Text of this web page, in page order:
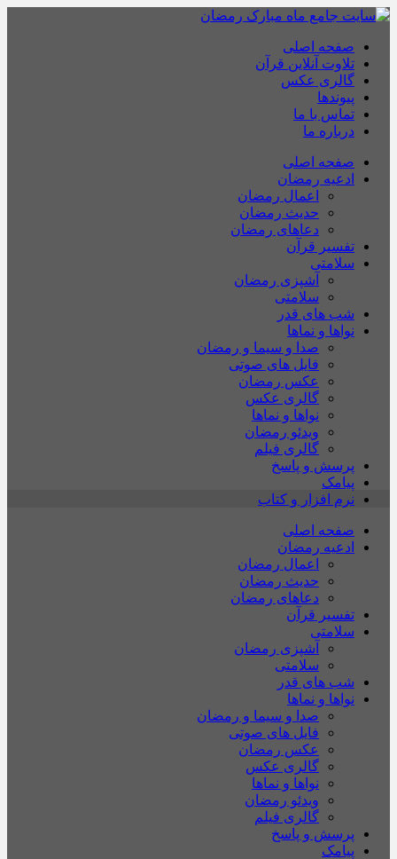
صفحه اصلی
تلاوت آنلاین قرآن
گالری عکس
پیوندها
تماس با ما
درباره ما
صفحه اصلی
ادعیه رمضان
اعمال رمضان
حدیث رمضان
دعاهای رمضان
تفسیر قرآن
سلامتی
آشپزی رمضان
سلامتی
شب های قدر
نواها و نماها
صدا و سیما و رمضان
فایل های صوتی
عکس رمضان
گالری عکس
نواها و نماها
ویدئو رمضان
گالری فیلم
پرسش و پاسخ
پیامک
نرم افزار و کتاب
صفحه اصلی
ادعیه رمضان
اعمال رمضان
حدیث رمضان
دعاهای رمضان
تفسیر قرآن
سلامتی
آشپزی رمضان
سلامتی
شب های قدر
نواها و نماها
صدا و سیما و رمضان
فایل های صوتی
عکس رمضان
گالری عکس
نواها و نماها
ویدئو رمضان
گالری فیلم
پرسش و پاسخ
پیامک